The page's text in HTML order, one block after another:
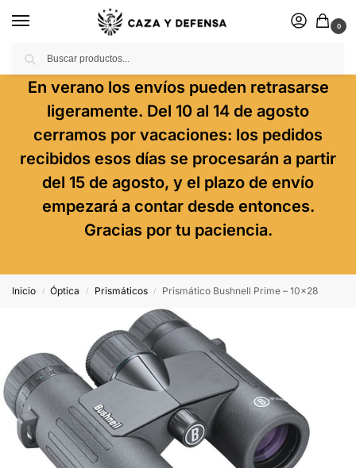
0
En verano los envíos pueden retrasarse
ligeramente. Del 10 al 14 de agosto
cerramos por vacaciones: los pedidos
recibidos esos días se procesarán a partir
del 15 de agosto, y el plazo de envío
empezará a contar desde entonces.
Gracias por tu paciencia.
Inicio / Óptica / Prismáticos / Prismático Bushnell Prime – 10×28